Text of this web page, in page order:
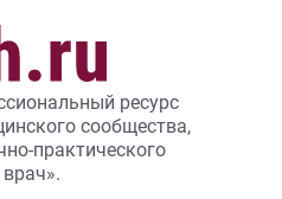
ресурс
сообщества,
практического